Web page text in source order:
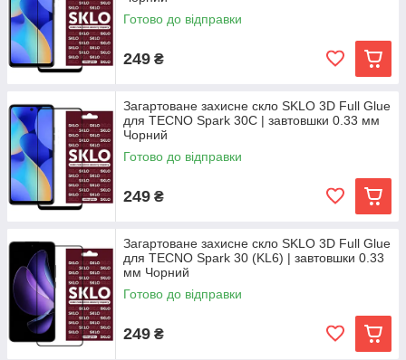
Готово до відправки
249 ₴
Загартоване захисне скло SKLO 3D Full Glue
для TECNO Spark 30C | завтовшки 0.33 мм
Чорний
Готово до відправки
249 ₴
Загартоване захисне скло SKLO 3D Full Glue
для TECNO Spark 30 (KL6) | завтовшки 0.33
мм Чорний
Готово до відправки
249 ₴